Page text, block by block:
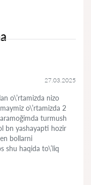
27.03.2025
o\’rtamizda nizo
o\’rtamizda 2
turmush
bn yashayapti hozir
bollarni
shu haqida to\’liq